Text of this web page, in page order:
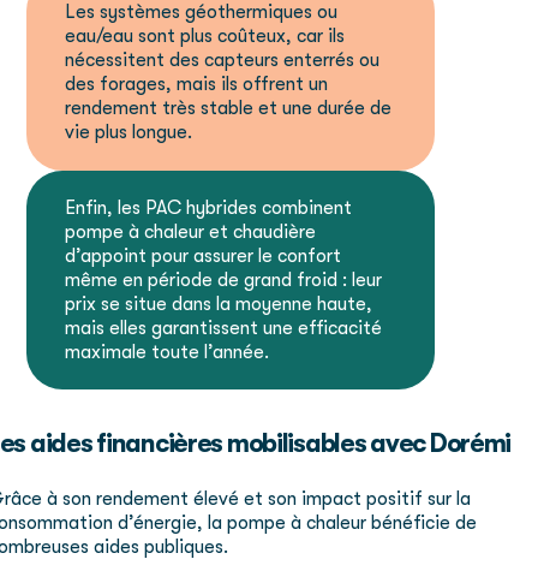
Les systèmes géothermiques ou
eau/eau sont plus coûteux, car ils
nécessitent des capteurs enterrés ou
des forages, mais ils offrent un
rendement très stable et une durée de
vie plus longue.
Enfin, les PAC hybrides combinent
pompe à chaleur et chaudière
d’appoint pour assurer le confort
même en période de grand froid : leur
prix se situe dans la moyenne haute,
mais elles garantissent une efficacité
maximale toute l’année.
aides financières mobilisables avec Dorémi
à son rendement élevé et son impact positif sur la
d’énergie, la pompe à chaleur bénéficie de
aides publiques.